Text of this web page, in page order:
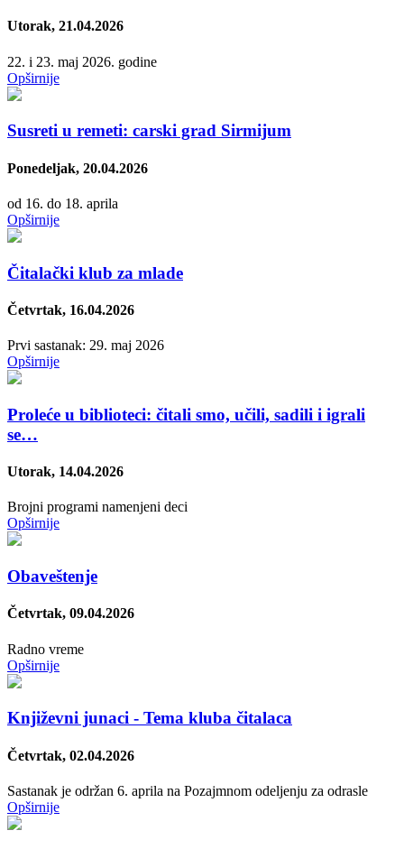
Utorak, 21.04.2026
22. i 23. maj 2026. godine
Opširnije
Susreti u remeti: carski grad Sirmijum
Ponedeljak, 20.04.2026
od 16. do 18. aprila
Opširnije
Čitalački klub za mlade
Četvrtak, 16.04.2026
Prvi sastanak: 29. maj 2026
Opširnije
Proleće u biblioteci: čitali smo, učili, sadili i igrali
se…
Utorak, 14.04.2026
Brojni programi namenjeni deci
Opširnije
Obaveštenje
Četvrtak, 09.04.2026
Radno vreme
Opširnije
Književni junaci - Tema kluba čitalaca
Četvrtak, 02.04.2026
Sastanak je održan 6. aprila na Pozajmnom odeljenju za odrasle
Opširnije